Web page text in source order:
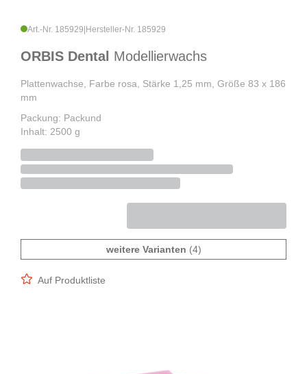
Art.-Nr. 185929 Hersteller-Nr. 185929
ORBIS Dental Modellierwachs
Plattenwachse, Farbe rosa, Stärke 1,25 mm, Größe 83 x 186
mm
Packung: Packund
Inhalt: 2500 g
weitere Varianten (4)
Auf Produktliste